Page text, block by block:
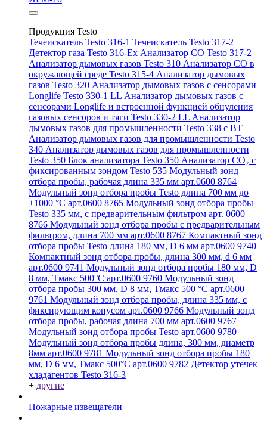
Продукция Testo
Течеискатель Testo 316-1 Течеискатель Testo 317-2
Детектор газа Testo 316-Ex Анализатор CO Testo 317-2
Анализатор дымовых газов Testo 310 Анализатор CO в
окружающей среде Testo 315-4 Анализатор дымовых
газов Testo 320 Анализатор дымовых газов с сенсорами
Longlife Testo 330-1 LL Анализатор дымовых газов с
сенсорами Longlife и встроенной функцией обнуления
газовых сенсоров и тяги Testo 330-2 LL Анализатор
дымовых газов для промышленности Testo 338 с BT
Анализатор дымовых газов для промышленности Testo
340 Анализатор дымовых газов для промышленности
Testo 350 Блок анализатора Testo 350 Анализатор СО₂ с
фиксированным зондом Testo 535 Модульный зонд
отбора пробы, рабочая длина 335 мм арт.0600 8764
Модульный зонд отбора пробы Testo длина 700 мм до
+1000 °С арт.0600 8765 Модульный зонд отбора пробы
Testo 335 мм, с предварительным фильтром арт. 0600
8766 Модульный зонд отбора пробы с предварительным
фильтром, длина 700 мм арт.0600 8767 Компактный зонд
отбора пробы Testo длина 180 мм, D 6 мм арт.0600 9740
Компактный зонд отбора пробы, длина 300 мм, d 6 мм
арт.0600 9741 Модульный зонд отбора пробы 180 мм, D
8 мм, Tмакс 500°С арт.0600 9760 Модульный зонд
отбора пробы 300 мм, D 8 мм, Tмакс 500 °C арт.0600
9761 Модульный зонд отбора пробы, длина 335 мм, с
фиксирующим конусом арт.0600 9766 Модульный зонд
отбора пробы, рабочая длина 700 мм арт.0600 9767
Модульный зонд отбора пробы Testo арт.0600 9780
Модульный зонд отбора пробы длина, 300 мм, диаметр
8мм арт.0600 9781 Модульный зонд отбора пробы 180
мм, D 6 мм, Tмакс 500°С арт.0600 9782 Детектор утечек
хладагентов Testo 316-3
+ другие
Пожарные извещатели